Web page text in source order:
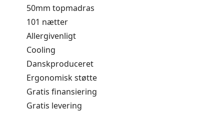
50mm topmadras
101 nætter
Allergivenligt
Cooling
Danskproduceret
Ergonomisk støtte
Gratis finansiering
Gratis levering